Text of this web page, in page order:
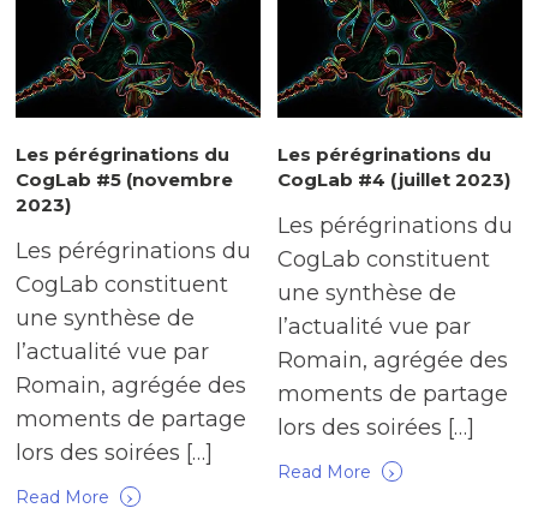
Les pérégrinations du
CogLab #5 (novembre
2023)
Les pérégrinations du
CogLab constituent
une synthèse de
l’actualité vue par
Romain, agrégée des
moments de partage
lors des soirées […]
Read More ›
Les pérégrinations du
CogLab #4 (juillet 2023)
Les pérégrinations du
CogLab constituent
une synthèse de
l’actualité vue par
Romain, agrégée des
moments de partage
lors des soirées […]
Read More ›